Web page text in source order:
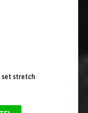
set stretch